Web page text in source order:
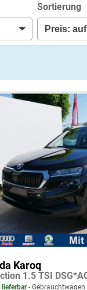
Sortierung
Karoq
Gebrauchtwagen